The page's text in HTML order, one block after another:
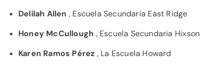
Delilah Allen , Escuela Secundaria East Ridge
Honey McCullough , Escuela Secundaria Hixson
Karen Ramos Pérez , La Escuela Howard